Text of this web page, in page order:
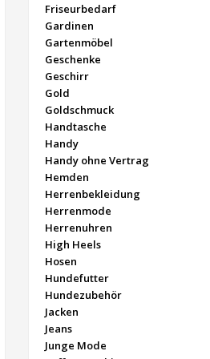
Friseurbedarf
Gardinen
Gartenmöbel
Geschenke
Geschirr
Gold
Goldschmuck
Handtasche
Handy
Handy ohne Vertrag
Hemden
Herrenbekleidung
Herrenmode
Herrenuhren
High Heels
Hosen
Hundefutter
Hundezubehör
Jacken
Jeans
Junge Mode